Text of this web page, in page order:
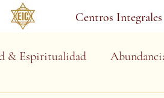
Centros
& Espiritualidad